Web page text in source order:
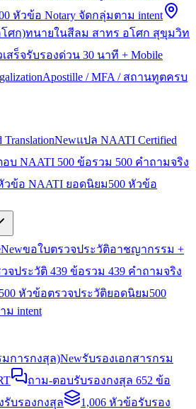
หัวข้อ Notary จัดกลุ่มตาม intent
โศก)ทนายในสีลม สาทร อโศก สุขุมวิท
สร็จรับรองด่วน 30 นาที + Mobile
Apostille / MFA / สถานทูตครบ
Newแปล NAATI Certified
บ NAATI 500 ข้อรวม 500 คำถามจริง
วข้อ NAATI ยอดนิยม500 หัวข้อ
Newขอใบตรวจประวัติอาชญากรรม +
จประวัติ 439 ข้อรวม 439 คำถามจริง
500 หัวข้อตรวจประวัติยอดนิยม500
ม intent
การกงสุล)Newรับรองเอกสารกรม
ถาม-ตอบรับรองกงสุล 652 ข้อ
รับรองกงสุล
1,006 หัวข้อรับรอง